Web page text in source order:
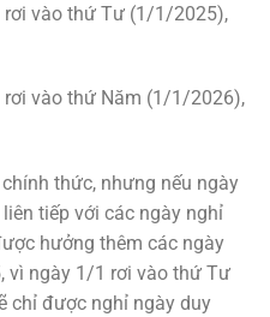
rơi vào thứ Tư (1/1/2025),
vào thứ Năm (1/1/2026),
thức, nhưng nếu ngày
tiếp với các ngày nghỉ
hưởng thêm các ngày
vì ngày 1/1 rơi vào thứ Tư
chỉ được nghỉ ngày duy